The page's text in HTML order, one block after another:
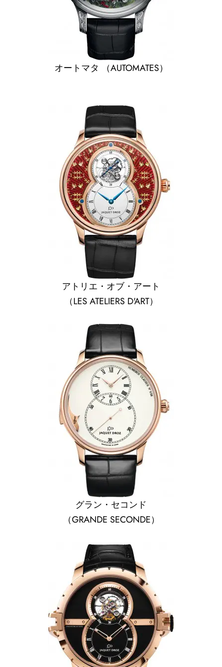
オートマタ （AUTOMATES）
アトリエ・オブ・アート
（LES ATELIERS D'ART）
グラン・セコンド
（GRANDE SECONDE）